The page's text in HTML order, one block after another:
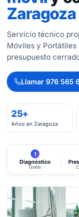
Zaragoza
Servicio técnico
Móviles y Portátiles
presupuesto
Llamar 976 565
25+
Años en Zaragoza
1
Diagnóstico
Gratis